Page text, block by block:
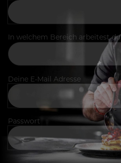
In welchem Bereich arbeitest du
Deine E-Mail Adresse
Passwort